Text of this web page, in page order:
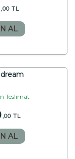
,00 TL
AL
Teslimat
,00 TL
AL